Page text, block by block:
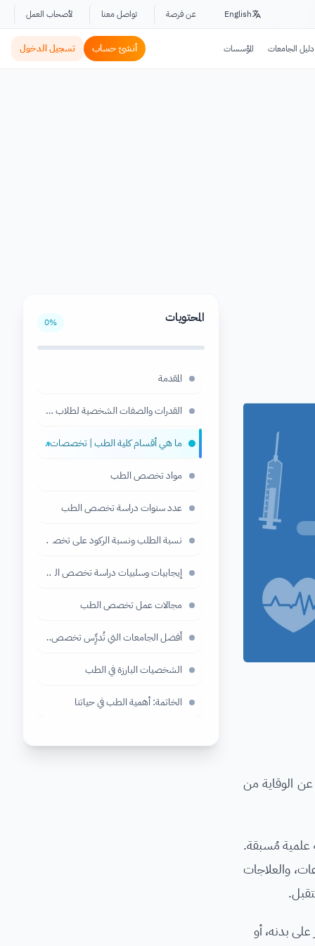
English عن فرصة تواصل معنا لأصحاب العمل
دليل الجامعات المؤسسات أنشئ حساب تسجيل الدخول
الوقاية من
علمية مُسبقة.
والعلاجات
بدنه، أو
المحتويات 0%
المقدمة
القدرات والصفات الشخصية لطلاب تخصص الطب
ما هي أقسام كلية الطب | تخصصات الطب
●
مواد تخصص الطب
عدد سنوات دراسة تخصص الطب
نسبة الطلب ونسبة الركود على تخصص الطب
إيجابيات وسلبيات دراسة تخصص الطب
مجالات عمل تخصص الطب
أفضل الجامعات التي تُدرِِّس تخصص الطب في العالم
الشخصيات البارزة في الطب
الخاتمة: أهمية الطب في حياتنا